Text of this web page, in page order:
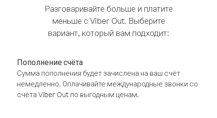
Разговаривайте больше и платите
меньше с Viber Out. Выберите
вариант, который вам подходит:
Пополнение счёта
Сумма пополнения будет зачислена на ваш счёт
немедленно. Оплачивайте международные звонки со
счёта Viber Out по выгодным ценам.